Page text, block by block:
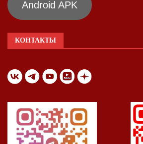
Android APK
КОНТАКТЫ